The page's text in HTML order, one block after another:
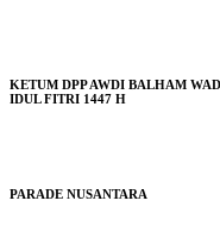
KETUM DPP AWDI BALHAM
IDUL FITRI 1447 H
PARADE NUSANTARA